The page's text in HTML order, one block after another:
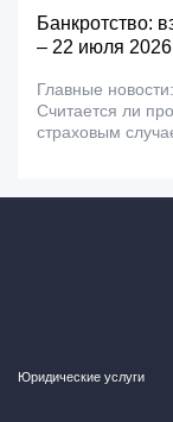
Банкротство:
– 22 июля 2026
Главные
Считается ли
страховым
Юридические услуги